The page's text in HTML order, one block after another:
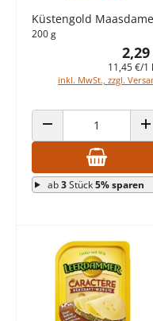
Küstengold
200 g
11,45 €/1
inkl. MwSt., zzgl.
ANZAHL VERRINGERN
ab3Stück5% sparen